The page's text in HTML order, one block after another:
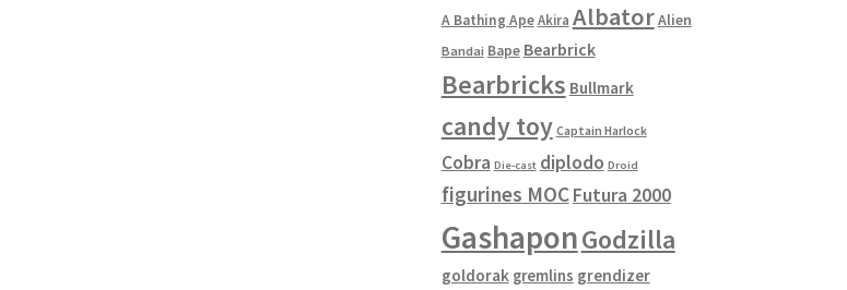
A Bathing Ape Akira AlbatorAlien
Bandai Bape Bearbrick
Bearbricks Bullmark
candy toy Captain Harlock
Cobra Die-cast diplodo Droid
figurines MOCFutura 2000
GashaponGodzilla
goldorak gremlins grendizer